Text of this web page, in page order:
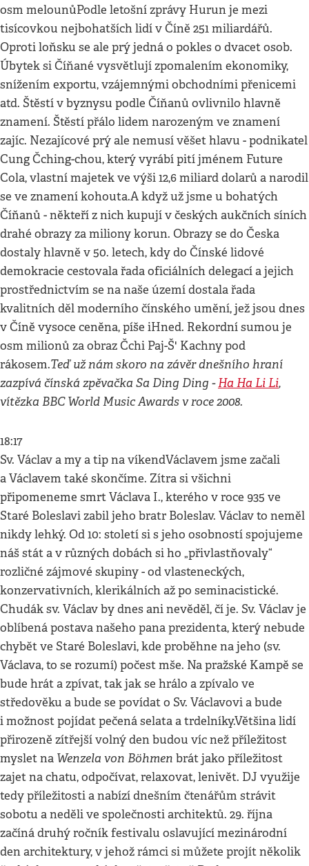
osm melounůPodle letošní zprávy Hurun je mezi
tisícovkou nejbohatších lidí v Číně 251 miliardářů.
Oproti loňsku se ale prý jedná o pokles o dvacet osob.
Úbytek si Číňané vysvětlují zpomalením ekonomiky,
snížením exportu, vzájemnými obchodními přenicemi
atd. Štěstí v byznysu podle Číňanů ovlivnilo hlavně
znamení. Štěstí přálo lidem narozeným ve znamení
zajíc. Nezajícové prý ale nemusí věšet hlavu - podnikatel
Cung Čching-chou, který vyrábí pití jménem Future
Cola, vlastní majetek ve výši 12,6 miliard dolarů a narodil
se ve znamení kohouta.A když už jsme u bohatých
Číňanů - někteří z nich kupují v českých aukčních síních
drahé obrazy za miliony korun. Obrazy se do Česka
dostaly hlavně v 50. letech, kdy do Čínské lidové
demokracie cestovala řada oficiálních delegací a jejich
prostřednictvím se na naše území dostala řada
kvalitních děl moderního čínského umění, jež jsou dnes
v Číně vysoce ceněna, píše iHned. Rekordní sumou je
osm milionů za obraz Čchi Paj-Š' Kachny pod
rákosem.Teď už nám skoro na závěr dnešního hraní
zazpívá čínská zpěvačka Sa Ding Ding -Ha Ha Li Li,
vítězka BBC World Music Awards v roce 2008.
18:17
Sv. Václav a my a tip na víkendVáclavem jsme začali
a Václavem také skončíme. Zítra si všichni
připomeneme smrt Václava I., kterého v roce 935 ve
Staré Boleslavi zabil jeho bratr Boleslav. Václav to neměl
nikdy lehký. Od 10: století si s jeho osobností spojujeme
náš stát a v různých dobách si ho „přivlastňovaly“
rozličné zájmové skupiny - od vlasteneckých,
konzervativních, klerikálních až po seminacistické.
Chudák sv. Václav by dnes ani nevěděl, čí je. Sv. Václav je
oblíbená postava našeho pana prezidenta, který nebude
chybět ve Staré Boleslavi, kde proběhne na jeho (sv.
Václava, to se rozumí) počest mše. Na pražské Kampě se
bude hrát a zpívat, tak jak se hrálo a zpívalo ve
středověku a bude se povídat o Sv. Václavovi a bude
i možnost pojídat pečená selata a trdelníky.Většina lidí
přirozeně zítřejší volný den budou víc než příležitost
myslet na Wenzela von Böhmen brát jako příležitost
zajet na chatu, odpočívat, relaxovat, lenivět. DJ využije
tedy příležitosti a nabízí dnešním čtenářům strávit
sobotu a neděli ve společnosti architektů. 29. října
začíná druhý ročník festivalu oslavující mezinárodní
den architektury, v jehož rámci si můžete projít několik